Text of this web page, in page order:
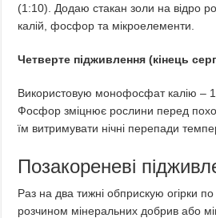
(1:10). Додаю стакан золи на відро
калій, фосфор та мікроелементи.
Четверте підживлення (кінець
Використовую монофосфат калію – 15
Фосфор зміцнює рослини перед
їм витримувати нічні перепади
Позакореневі
Раз на два тижні обприскую огірки
розчином мінеральних добрив або